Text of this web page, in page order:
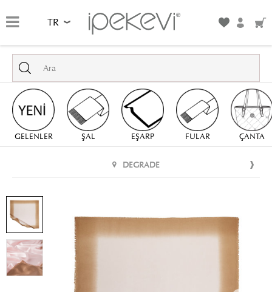
TR
GELENLER ŞAL EŞARP FULAR ÇANTA
DEGRADE